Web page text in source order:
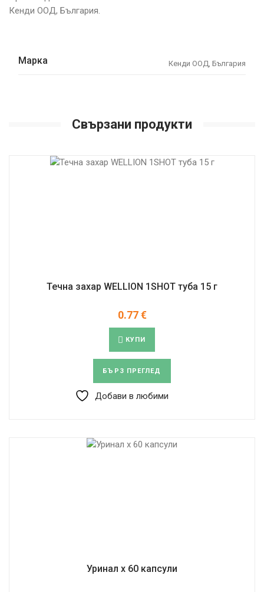
Кенди ООД, България.
Марка Кенди ООД, България
Свързани продукти
Течна захар WELLION 1SHOT туба 15 г
0.77€
КУПИ
БЪРЗ ПРЕГЛЕД
Добави в любими
Уринал х 60 капсули